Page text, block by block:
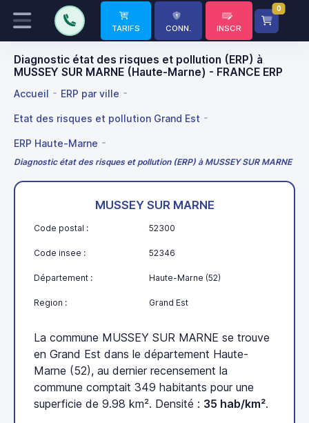
TARIFS CONN. INSCR
0
Diagnostic état des risques et pollution (ERP) à
MUSSEY SUR MARNE (Haute-Marne) - FRANCE ERP
Accueil ERP par ville
Etat des risques et pollution Grand Est
ERP Haute-Marne
Diagnostic état des risques et pollution (ERP) à MUSSEY SUR MARNE
MUSSEY SUR MARNE
Code postal : 52300
Code insee : 52346
Département : Haute-Marne (52)
Region : Grand Est
La commune MUSSEY SUR MARNE se trouve
en Grand Est dans le département Haute-
Marne (52), au dernier recensement la
commune comptait 349 habitants pour une
superficie de 9.98 km². Densité : 35 hab/km².